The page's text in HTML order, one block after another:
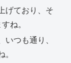
げており、そ
ね。
いつも通り、
。